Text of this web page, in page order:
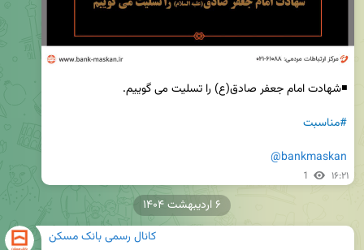
#مناسبت
@bankmaskan
1 ۱۶:۲۱
کانال رسمی بانک مسکن
۶ اردیبهشت ۱۴۰۴